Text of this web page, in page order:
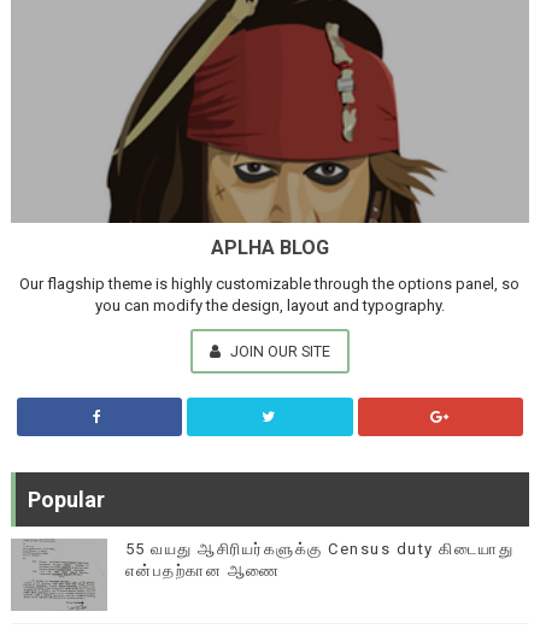
APLHA BLOG
Our flagship theme is highly customizable through the options panel, so
you can modify the design, layout and typography.
JOIN OUR SITE
Popular
55 வயது ஆசிரியர்களுக்கு Census duty கிடையாது
என்பதற்கான ஆணை